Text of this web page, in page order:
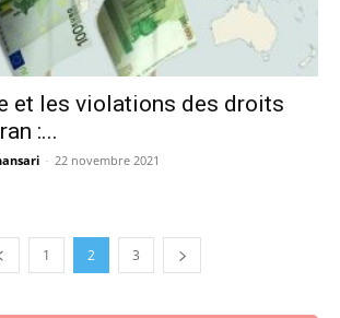
et les violations des droits
:...
- 22 novembre 2021
1 2 3